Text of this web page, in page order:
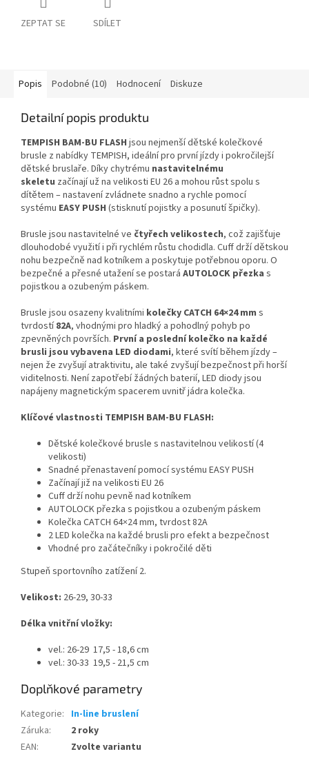
ZEPTAT SE SDÍLET
Popis Podobné (10) Hodnocení Diskuze
Detailní popis produktu
TEMPISH BAM-BU FLASH jsou nejmenší dětské kolečkové
brusle z nabídky TEMPISH, ideální pro první jízdy i pokročilejší
dětské bruslaře. Díky chytrému nastavitelnému
skeletu začínají už na velikosti EU 26 a mohou růst spolu s
dítětem – nastavení zvládnete snadno a rychle pomocí
systému EASY PUSH (stisknutí pojistky a posunutí špičky).
Brusle jsou nastavitelné ve čtyřech velikostech, což zajišťuje
dlouhodobé využití i při rychlém růstu chodidla. Cuff drží dětskou
nohu bezpečně nad kotníkem a poskytuje potřebnou oporu. O
bezpečné a přesné utažení se postará AUTOLOCK přezka s
pojistkou a ozubeným páskem.
Brusle jsou osazeny kvalitními kolečky CATCH 64×24 mm s
tvrdostí 82A, vhodnými pro hladký a pohodlný pohyb po
zpevněných površích. První a poslední kolečko na každé
brusli jsou vybavena LED diodami, které svítí během jízdy –
nejen že zvyšují atraktivitu, ale také zvyšují bezpečnost při horší
viditelnosti. Není zapotřebí žádných baterií, LED diody jsou
napájeny magnetickým spacerem uvnitř jádra kolečka.
Klíčové vlastnosti TEMPISH BAM-BU FLASH:
Dětské kolečkové brusle s nastavitelnou velikostí (4
velikosti)
Snadné přenastavení pomocí systému EASY PUSH
Začínají již na velikosti EU 26
Cuff drží nohu pevně nad kotníkem
AUTOLOCK přezka s pojistkou a ozubeným páskem
Kolečka CATCH 64×24 mm, tvrdost 82A
2 LED kolečka na každé brusli pro efekt a bezpečnost
Vhodné pro začátečníky i pokročilé děti
Stupeň sportovního zatížení 2.
Velikost: 26-29, 30-33
Délka vnitřní vložky:
vel.: 26-29 17,5 - 18,6 cm
vel.: 30-33 19,5 - 21,5 cm
Doplňkové parametry
Kategorie: In-line bruslení
Záruka:
2 roky
EAN: Zvolte variantu